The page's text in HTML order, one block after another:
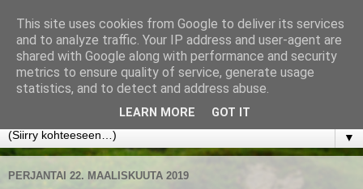
www.jyrkikokko.fi
Uusi Suunta - Jokainen hetki tarjoaa tilaisuuden muuttaa
▼
PERJANTAI 22. MAALISKUUTA 2019
This site uses cookies from Google to deliver its services
and to analyze traffic. Your IP address and user-agent are
shared with Google along with performance and security
metrics to ensure quality of service, generate usage
statistics, and to detect and address abuse.
LEARN MORE GOT IT